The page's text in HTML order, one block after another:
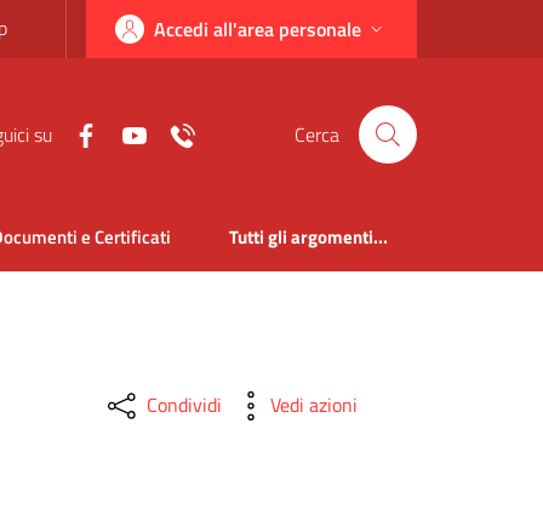
Accedi all'area personale
su Cerca
e Certificati Tutti gli argomenti...
Condividi Vedi azioni